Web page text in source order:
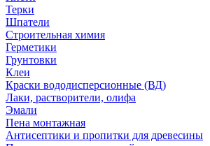
Терки
Шпатели
Строительная химия
Герметики
Грунтовки
Клеи
Краски вододисперсионные (ВД)
Лаки, растворители, олифа
Эмали
Пена монтажная
Антисептики и пропитки для древесины